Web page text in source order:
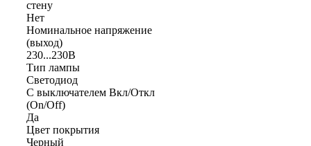
стену
Нет
Номинальное напряжение
(выход)
230...230В
Тип лампы
Светодиод
С выключателем Вкл/Откл
(On/Off)
Да
Цвет покрытия
Черный